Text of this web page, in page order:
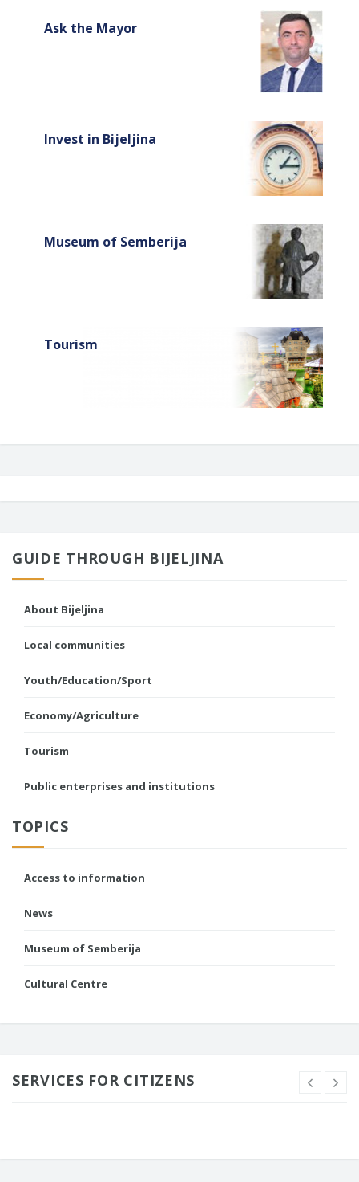
Ask the Mayor
Invest in Bijeljina
Museum of Semberija
Tourism
GUIDE THROUGH BIJELJINA
About Bijeljina
Local communities
Youth/Education/Sport
Economy/Agriculture
Tourism
Public enterprises and institutions
TOPICS
Access to information
News
Museum of Semberija
Cultural Centre
SERVICES FOR CITIZENS